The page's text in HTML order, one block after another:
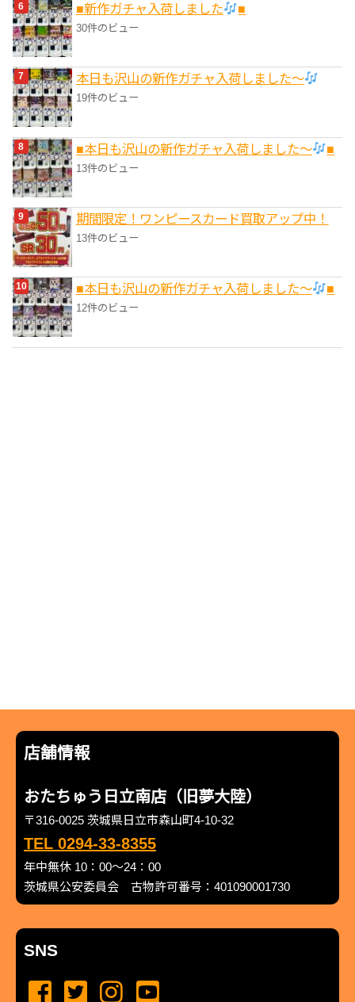
■新作ガチャ入荷しました ■
30件のビュー
本日も沢山の新作ガチャ入荷しました〜
19件のビュー
■本日も沢山の新作ガチャ入荷しました〜 ■
13件のビュー
期間限定！ワンピースカード買取アップ中！
13件のビュー
■本日も沢山の新作ガチャ入荷しました〜 ■
12件のビュー
店舗情報
おたちゅう日立南店（旧夢大陸）
〒316-0025 茨城県日立市森山町4-10-32
TEL 0294-33-8355
年中無休 10：00～24：00
茨城県公安委員会 古物許可番号：401090001730
SNS